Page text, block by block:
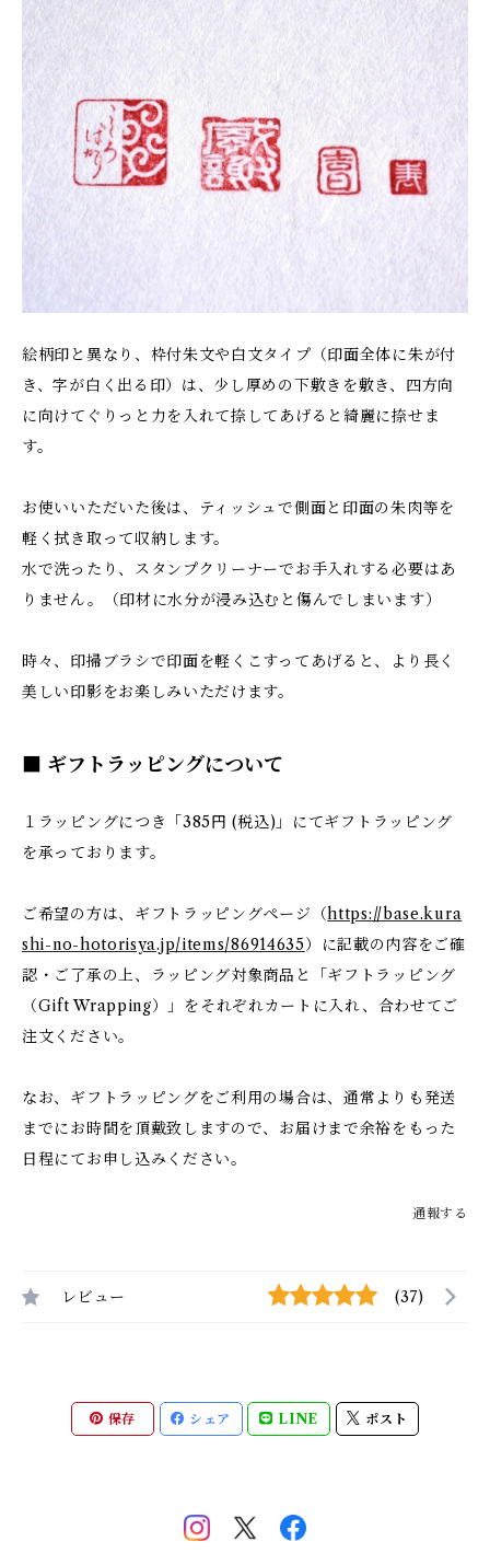
絵柄印と異なり、枠付朱文や白文タイプ（印面全体に朱が付
き、字が白く出る印）は、少し厚めの下敷きを敷き、四方向
に向けてぐりっと力を入れて捺してあげると綺麗に捺せま
す。
お使いいただいた後は、ティッシュで側面と印面の朱肉等を
軽く拭き取って収納します。
水で洗ったり、スタンプクリーナーでお手入れする必要はあ
りません。（印材に水分が浸み込むと傷んでしまいます）
時々、印掃ブラシで印面を軽くこすってあげると、より長く
美しい印影をお楽しみいただけます。
■ ギフトラッピングについて
１ラッピングにつき「385円 (税込)」にてギフトラッピング
を承っております。
ご希望の方は、ギフトラッピングページ（https://base.kura
shi-no-hotorisya.jp/items/86914635）に記載の内容をご確
認・ご了承の上、ラッピング対象商品と「ギフトラッピング
（Gift Wrapping）」をそれぞれカートに入れ、合わせてご
注文ください。
なお、ギフトラッピングをご利用の場合は、通常よりも発送
までにお時間を頂戴致しますので、お届けまで余裕をもった
日程にてお申し込みください。
通報する
レビュー (37)
保存 シェア LINE ポスト